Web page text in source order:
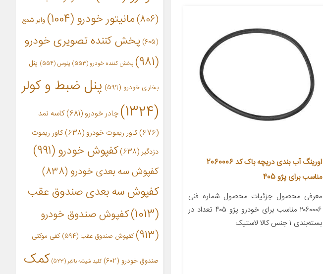
اورینگ آب بندی دریچه باک کد 2060006
مناسب برای پژو 405
معرفی محصول جزئیات محصول شماره فنی
۲۰۶۰۰۰۶ مناسب برای خودرو پژو ۴۰۵ تعداد در
بسته‌بندی ۱ جنس کالا لاستیک
(806)
مانیتور خودرو(1004)
وایر شمع
(605)
پخش کننده تصویری خودرو
(981)
پخش کننده خودرو(553) پلوس(554) پنل
بخاری خودرو (599)
پنل ضبط و کولر
(1324)
چادر خودرو (681)
کاسه نمد
(676)
کاور ریموت خودرو(638)
کاور ریموت
دزدگیر(638) کفپوش خودرو(991)
کفپوش سه بعدی خودرو (838)
کفپوش سه بعدی صندوق عقب
(1013)
کفپوش صندوق خودرو
(913)
کفپوش صندوق عقب (594) کفی موکتی
صندوق خودرو (602) کلید شیشه بالابر(523)
کمک